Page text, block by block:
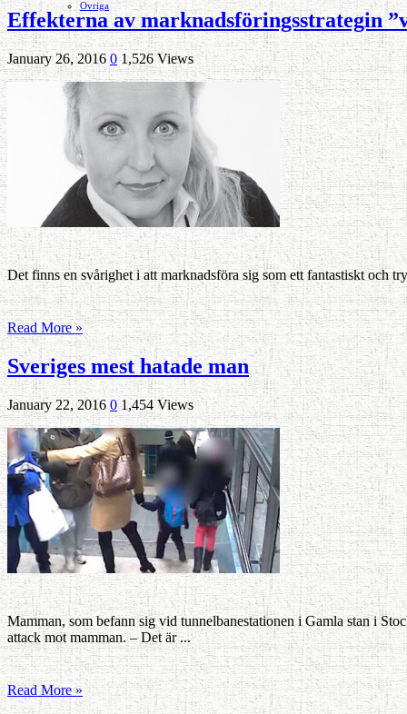
Ovriga
Effekterna av marknadsföringsstrategin
January 26, 2016 0 1,526 Views
Det finns en svårighet i att marknadsföra sig som ett fantastiskt och
Read More »
Sveriges mest hatade man
January 22, 2016 0 1,454 Views
Mamman, som befann sig vid tunnelbanestationen i Gamla stan i
attack mot mamman. – Det är ...
Read More »